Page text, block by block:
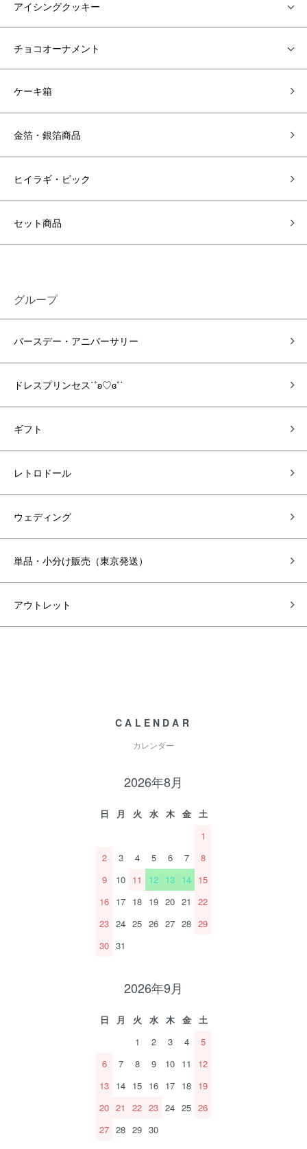
アイシングクッキー
チョコオーナメント
ケーキ箱
金箔・銀箔商品
ヒイラギ・ピック
セット商品
グループ
バースデー・アニバーサリー
ドレスプリンセス˙˚ʚ♡ɞ˚˙
ギフト
レトロドール
ウェディング
単品・小分け販売（東京発送）
アウトレット
CALENDAR
カレンダー
2026年8月
日 月 火 水 木 金
土
1
2
3 4 5 6 7
8
9
10 11 12 13 14 15
16 17 18 19 20 21
22
23 24 25 26 27 28 29
30 31
2026年9月
日 月 火 水 木 金
土
1
2 3 4
5
6
7 8 9 10 11
12
13 14 15 16 17 18 19
20 21 22 23 24 25 26
27 28 29 30